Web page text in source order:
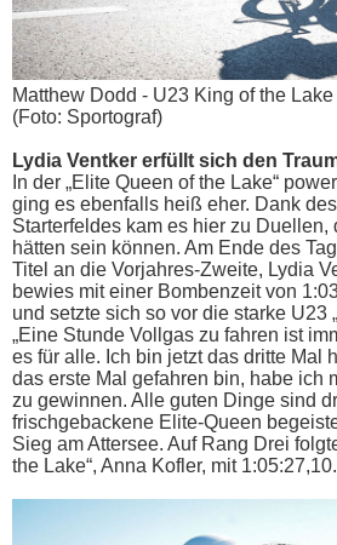
Matthew Dodd - U23 King of the
(Foto: Sportograf)
Lydia Ventker erfüllt sich den
In der „Elite Queen of the Lake“
ging es ebenfalls heiß eher. Dank
Starterfeldes kam es hier zu
hätten sein können. Am Ende des
Titel an die Vorjahres-Zweite, Lydia
bewies mit einer Bombenzeit von
und setzte sich so vor die starke U23
„Eine Stunde Vollgas zu fahren ist
es für alle. Ich bin jetzt das dritte Mal
das erste Mal gefahren bin, habe ich
zu gewinnen. Alle guten Dinge sind
frischgebackene Elite-Queen
Sieg am Attersee. Auf Rang Drei
the Lake“, Anna Kofler, mit 1:05:27,10.